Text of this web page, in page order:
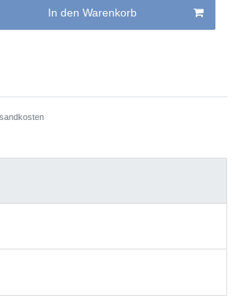
In den Warenkorb